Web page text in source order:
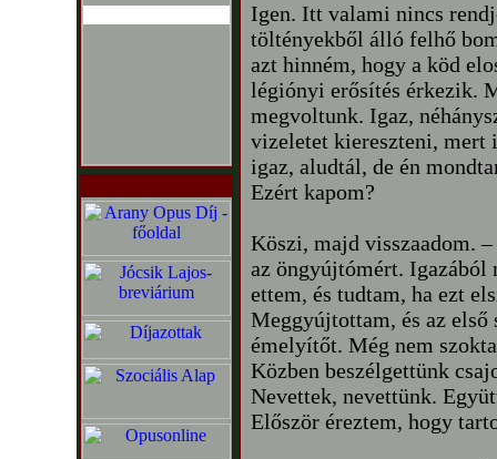
Igen. Itt valami nincs
töltényekből álló felhő
azt hinném, hogy a köd
légiónyi erősítés érkezik.
megvoltunk. Igaz,
vizeletet kiereszteni, mert
igaz, aludtál, de én
Ezért kapom?
Köszi, majd visszaadom.
az öngyújtómért. Igazából
ettem, és tudtam, ha ezt
Meggyújtottam, és az
émelyítőt. Még nem
Közben beszélgettünk
Nevettek, nevettünk.
Először éreztem, hogy